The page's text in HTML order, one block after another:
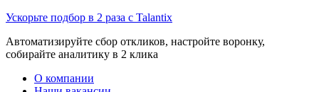
Ускорьте подбор в 2 раза с Talantix
Автоматизируйте сбор откликов, настройте воронку,
собирайте аналитику в 2 клика
О компании